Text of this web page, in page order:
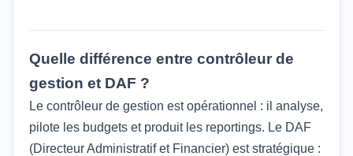
Quelle différence entre contrôleur de
gestion et DAF ?
Le contrôleur de gestion est opérationnel : il analyse,
pilote les budgets et produit les reportings. Le DAF
(Directeur Administratif et Financier) est stratégique :